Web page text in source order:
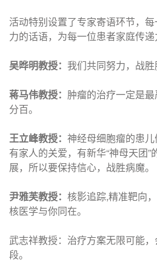
活动特别设置了专家寄语环节，
力的话语，为每一位患者家庭传递
吴晔明教授： 我们共同努力，战胜
蒋马伟教授： 肿瘤的治疗一定是
分百。
王立峰教授： 神经母细胞瘤的患
有家人的关爱，有新华“神母天团
展，所以要保持信心，战胜病魔。
尹雅芙教授： 核影追踪,精准靶向
核医学与你同在。
武志祥教授：治疗方案无限可能
段。